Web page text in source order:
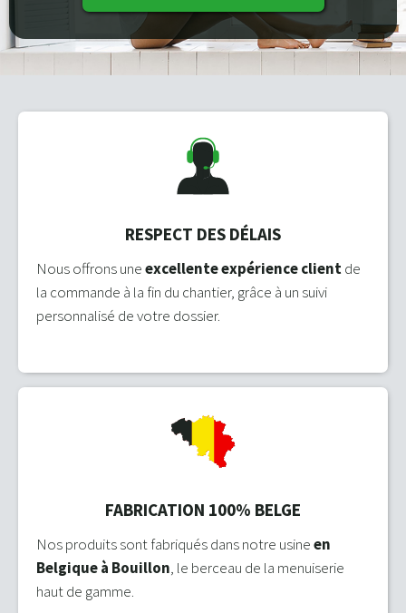
RESPECT DES DÉLAIS
Nous offrons uneexcellente expérience clientde
la commande à la fin du chantier, grâce à un suivi
personnalisé de votre dossier.
FABRICATION 100% BELGE
Nos produits sont fabriqués dans notre usineen
Belgique à Bouillon, le berceau de la menuiserie
haut de gamme.